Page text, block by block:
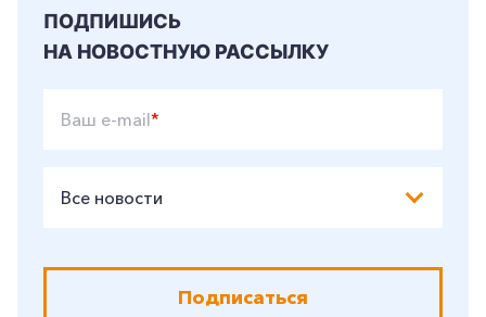
Заказать обратный звонок
ПОДПИШИСЬ
НА НОВОСТНУЮ РАССЫЛКУ
Ваш e-mail*
Все новости
Подписаться